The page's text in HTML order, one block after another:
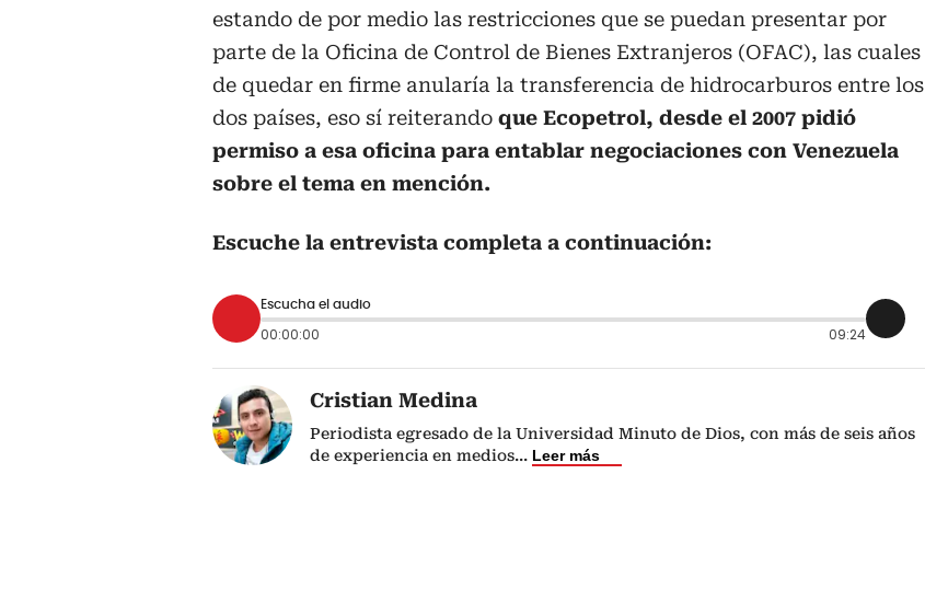
estando de por medio las restricciones que se puedan presentar por
parte de la Oficina de Control de Bienes Extranjeros (OFAC), las cuales
de quedar en firme anularía la transferencia de hidrocarburos entre los
dos países, eso sí reiterando que Ecopetrol, desde el 2007 pidió
permiso a esa oficina para entablar negociaciones con Venezuela
sobre el tema en mención.
Escuche la entrevista completa a continuación:
Escucha el audio
00:00:00 09:24
Cristian Medina
Periodista egresado de la Universidad Minuto de Dios, con más de seis años
de experiencia en medios... Leer más